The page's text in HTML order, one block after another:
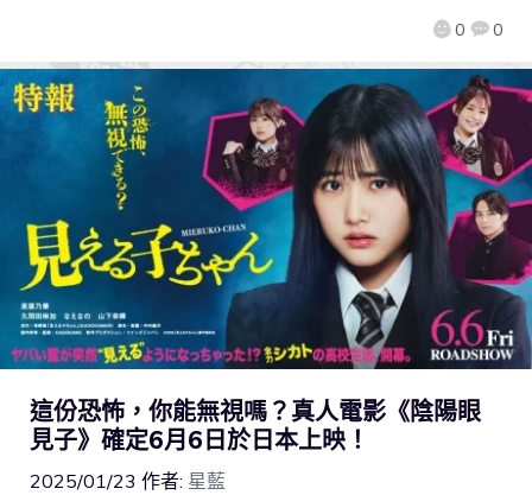
0 0
這份恐怖，你能無視嗎？真人電影《陰陽眼
見子》確定6月6日於日本上映！
2025/01/23 作者: 星藍